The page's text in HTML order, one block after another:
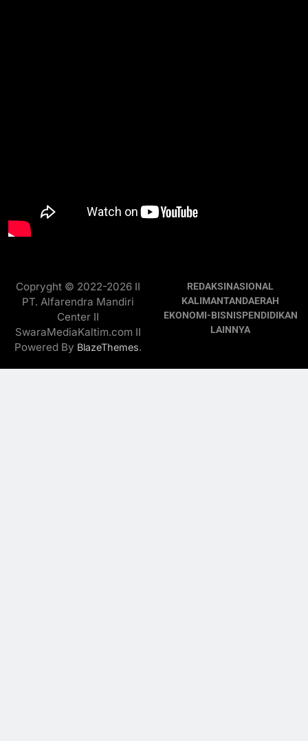
Copryght © 2022-2026 II
PT. Alfarendra Mandiri
Center II
SwaraMediaKaltim.com II
Powered By BlazeThemes.
REDAKSINASIONAL
KALIMANTANDAERAH
EKONOMI-BISNISPENDIDIKAN
LAINNYA